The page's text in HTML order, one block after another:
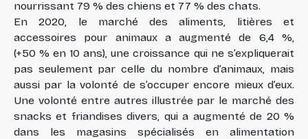
nourrissant 79 % des chiens et 77 % des chats.
En 2020, le marché des aliments, litières et
accessoires pour animaux a augmenté de 6,4 %,
(+50 % en 10 ans), une croissance qui ne s’expliquerait
pas seulement par celle du nombre d’animaux, mais
aussi par la volonté de s’occuper encore mieux d’eux.
Une volonté entre autres illustrée par le marché des
snacks et friandises divers, qui a augmenté de 20 %
dans les magasins spécialisés en alimentation